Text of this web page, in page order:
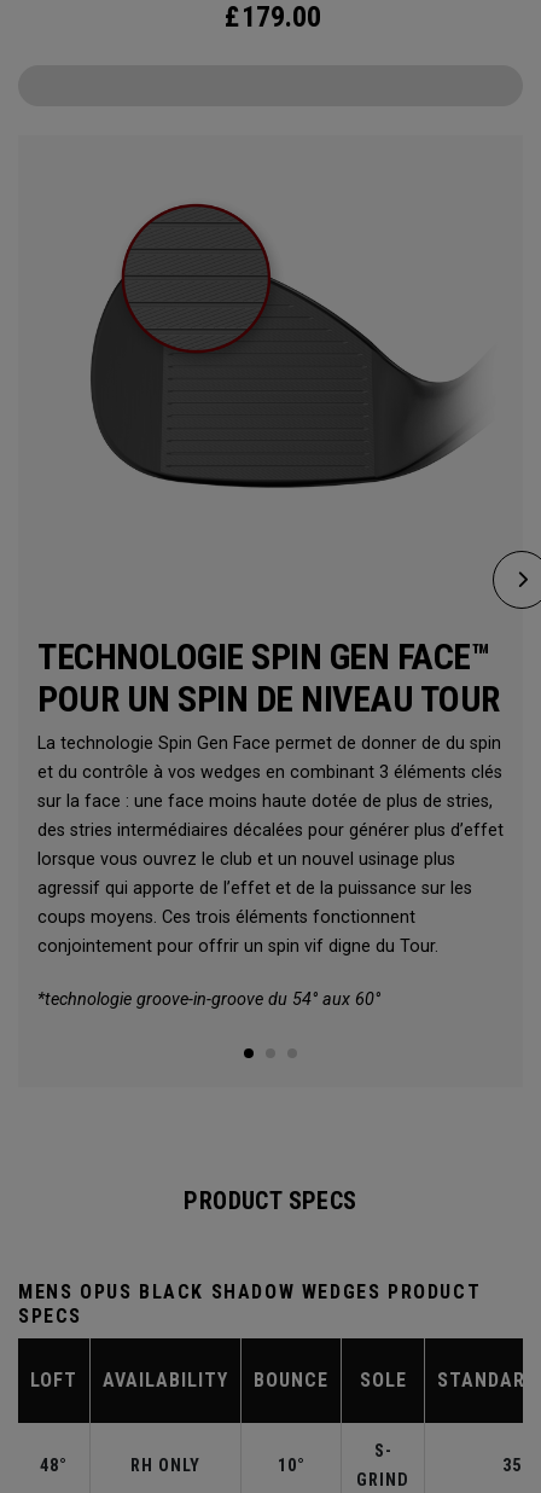
£179.00
TECHNOLOGIE SPIN GEN FACE™
POUR UN SPIN DE NIVEAU TOUR
La technologie Spin Gen Face permet de donner de du spin
et du contrôle à vos wedges en combinant 3 éléments clés
sur la face : une face moins haute dotée de plus de stries,
des stries intermédiaires décalées pour générer plus d’effet
lorsque vous ouvrez le club et un nouvel usinage plus
agressif qui apporte de l’effet et de la puissance sur les
coups moyens. Ces trois éléments fonctionnent
conjointement pour offrir un spin vif digne du Tour.
*technologie groove-in-groove du 54° aux 60°
PRODUCT SPECS
MENS OPUS BLACK SHADOW WEDGES PRODUCT
SPECS
LOFT AVAILABILITY BOUNCE SOLE
48° RH ONLY 10°
S-
GRIND